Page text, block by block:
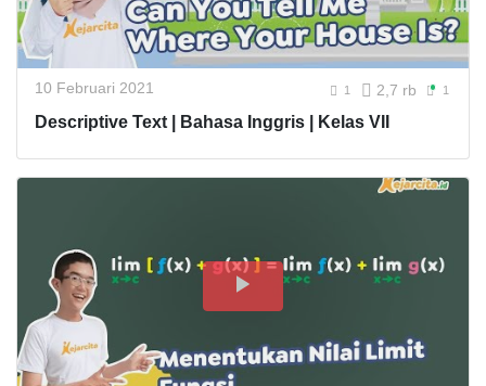
10 Februari 2021 1 2,7 rb 1
Descriptive Text | Bahasa Inggris | Kelas VII